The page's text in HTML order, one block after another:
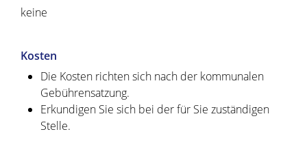
keine
Kosten
Die Kosten richten sich nach der kommunalen
Gebührensatzung.
Erkundigen Sie sich bei der für Sie zuständigen
Stelle.